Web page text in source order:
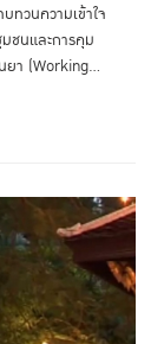
ทวนความเข้าใจ
ชนและการคุม
ยา (Working